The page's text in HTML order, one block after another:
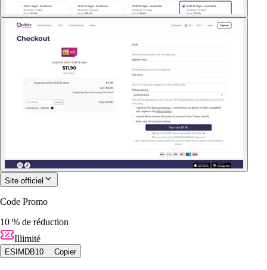
Site officiel
Code Promo
10 % de réduction
Illimité
ESIMDB10 Copier